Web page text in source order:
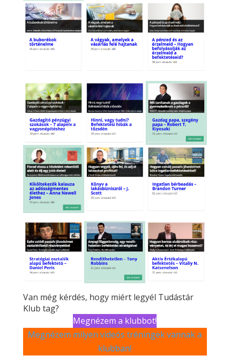
Van még kérdés, hogy miért legyél Tudástár
Klub tag?
Megnézem a klubbot!
Megnézem milyen videós tréningek vannak a
klubban!